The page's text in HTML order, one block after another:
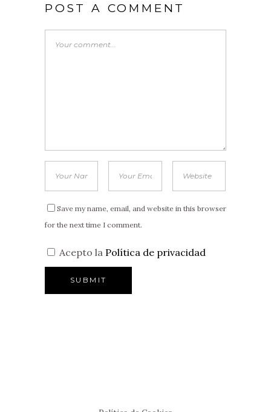
POST A COMMENT
Save my name, email, and website in this browser
for the next time I comment.
Acepto la Política de privacidad